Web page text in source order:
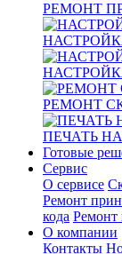
РЕМОНТ
РЕМОНТ
ПЕЧАТЬ
Готовые
Сервис
О сервисе
Ремонт
кода Ремонт
О компании
Контакты